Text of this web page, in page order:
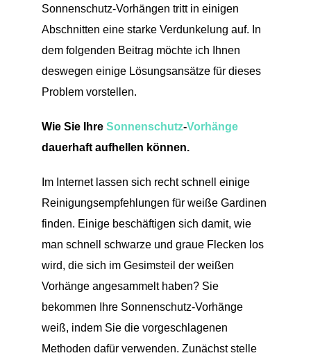
Sonnenschutz-Vorhängen tritt in einigen
Abschnitten eine starke Verdunkelung auf. In
dem folgenden Beitrag möchte ich Ihnen
deswegen einige Lösungsansätze für dieses
Problem vorstellen.
Wie Sie Ihre Sonnenschutz-Vorhänge
dauerhaft aufhellen können.
Im Internet lassen sich recht schnell einige
Reinigungsempfehlungen für weiße Gardinen
finden. Einige beschäftigen sich damit, wie
man schnell schwarze und graue Flecken los
wird, die sich im Gesimsteil der weißen
Vorhänge angesammelt haben? Sie
bekommen Ihre Sonnenschutz-Vorhänge
weiß, indem Sie die vorgeschlagenen
Methoden dafür verwenden. Zunächst stelle